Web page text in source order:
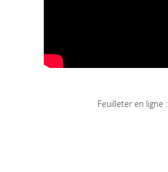
Feuilleter en ligne :